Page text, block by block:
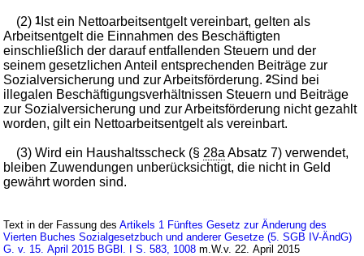
(2)1 Ist ein Nettoarbeitsentgelt vereinbart, gelten als
Arbeitsentgelt die Einnahmen des Beschäftigten
einschließlich der darauf entfallenden Steuern und der
seinem gesetzlichen Anteil entsprechenden Beiträge zur
Sozialversicherung und zur Arbeitsförderung.2Sind bei
illegalen Beschäftigungsverhältnissen Steuern und Beiträge
zur Sozialversicherung und zur Arbeitsförderung nicht gezahlt
worden, gilt ein Nettoarbeitsentgelt als vereinbart.
(3) Wird ein Haushaltsscheck (§ 28a Absatz 7) verwendet,
bleiben Zuwendungen unberücksichtigt, die nicht in Geld
gewährt worden sind.
Text in der Fassung desArtikels 1 Fünftes Gesetz zur Änderung des
Vierten Buches Sozialgesetzbuch und anderer Gesetze (5. SGB IV-ÄndG)
G. v. 15. April 2015 BGBl. I S. 583, 1008 m.W.v. 22. April 2015